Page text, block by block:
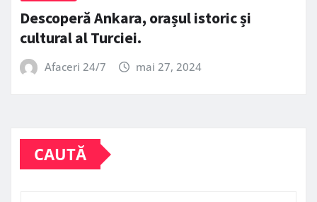
Descoperă Ankara, orașul istoric și
cultural al Turciei.
Afaceri 24/7 mai 27, 2024
CAUTĂ